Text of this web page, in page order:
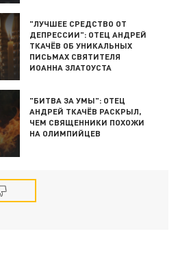
"ЛУЧШЕЕ СРЕДСТВО ОТ
ДЕПРЕССИИ": ОТЕЦ АНДРЕЙ
ТКАЧЁВ ОБ УНИКАЛЬНЫХ
ПИСЬМАХ СВЯТИТЕЛЯ
ИОАННА ЗЛАТОУСТА
"БИТВА ЗА УМЫ": ОТЕЦ
АНДРЕЙ ТКАЧЁВ РАСКРЫЛ,
ЧЕМ СВЯЩЕННИКИ ПОХОЖИ
НА ОЛИМПИЙЦЕВ